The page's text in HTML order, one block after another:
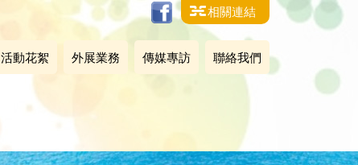
相關連結
活動花絮 外展業務 傳媒專訪 聯絡我們